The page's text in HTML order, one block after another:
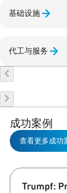
基础设施
代工与服务
成功案例
查看更多成功
Trumpf: